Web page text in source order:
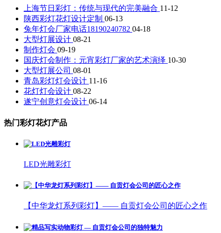
上海节日彩灯：传统与现代的完美融合 11-12
陕西彩灯花灯设计定制 06-13
兔年灯会厂家电话18190240782 04-18
大型灯展设计 08-21
制作灯会 09-19
国庆灯会制作：元宵彩灯厂家的艺术演绎 10-30
大型灯展公司 08-01
青岛彩灯灯会设计 11-16
花灯灯会设计 08-22
遂宁创意灯会设计 06-14
热门彩灯花灯产品
LED光雕彩灯
【中华龙灯系列彩灯】—— 自贡灯会公司的匠心之作